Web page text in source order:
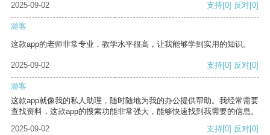
2025-09-02
支持[0] 反对[0]
游客
这款app的老师非常专业，教学水平很高，让我能够学到实用的知识。
2025-09-02 支持[0] 反对[0]
游客
这款app就像我的私人助理，随时随地为我的办公提供帮助。我经常需要
查找资料，这款app的搜索功能非常强大，能够快速找到我需要的信息。
2025-09-02
支持[0] 反对[0]